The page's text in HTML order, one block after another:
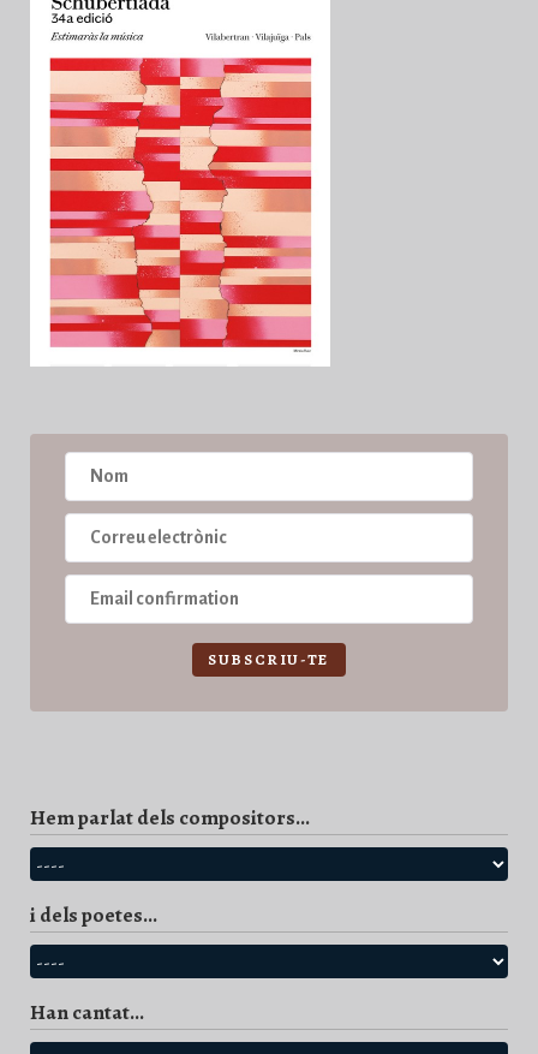
SUBSCRIU-TE
Hem parlat dels compositors...
i dels poetes...
Han cantat...